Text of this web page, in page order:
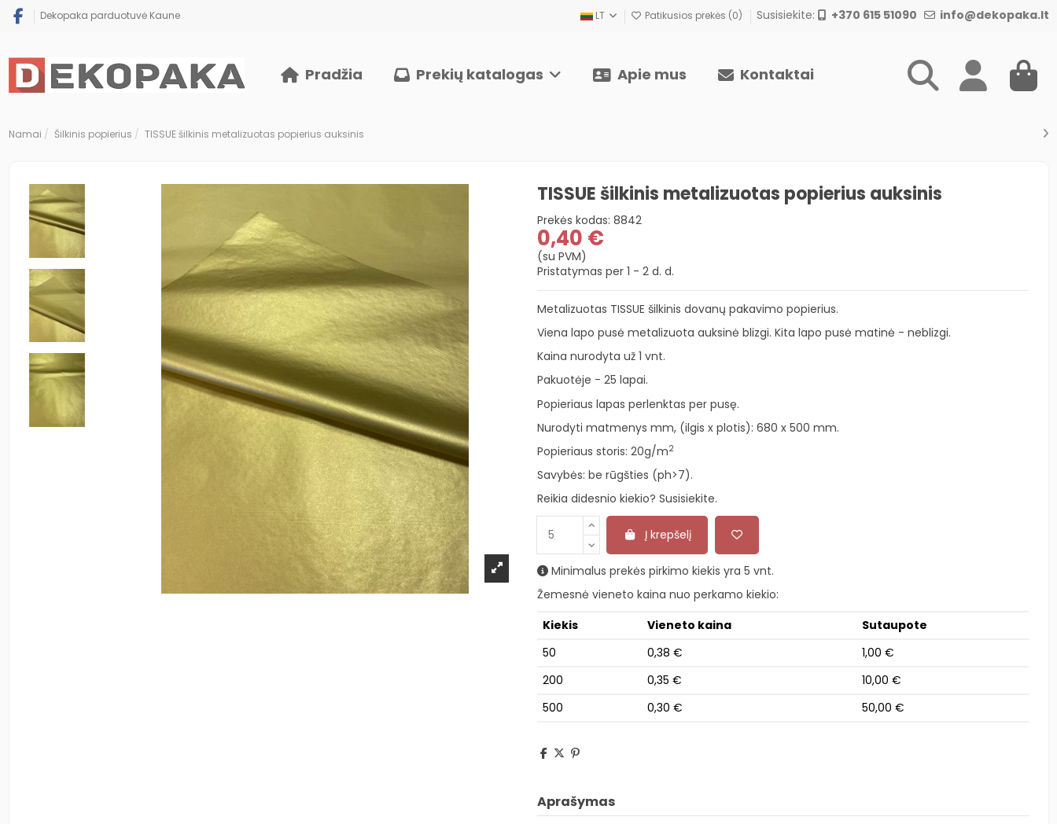
Dekopaka parduotuvė Kaune LT Patikusios prekės (0) Susisiekite: +370 615 51090 info@dekopaka.lt
Pradžia Prekių katalogas Apie mus Kontaktai
Namai Šilkinis popierius TISSUE šilkinis metalizuotas popierius auksinis
TISSUE šilkinis metalizuotas popierius auksinis
Prekės kodas: 8842
0,40 €
(su PVM)
Pristatymas per 1 - 2 d. d.
Metalizuotas TISSUE šilkinis dovanų pakavimo popierius.
Viena lapo pusė metalizuota auksinė blizgi. Kita lapo pusė matinė - neblizgi.
Kaina nurodyta už 1 vnt.
Pakuotėje - 25 lapai.
Popieriaus lapas perlenktas per pusę.
Nurodyti matmenys mm, (ilgis x plotis): 680 x 500 mm.
Popieriaus storis: 20g/m2
Savybės: be rūgšties (ph>7).
Reikia didesnio kiekio? Susisiekite.
Į krepšelį
Minimalus prekės pirkimo kiekis yra 5 vnt.
Žemesnė vieneto kaina nuo perkamo kiekio:
Kiekis
Vieneto kaina
Sutaupote
50
0,38 €
1,00 €
200
0,35 €
10,00 €
500
0,30 € 50,00 €
Aprašymas